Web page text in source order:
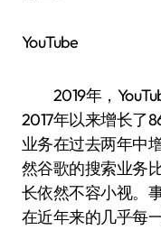
YouTube
2019年，
2017年以来增长了
业务在过去两年中
然谷歌的搜索业务
长依然不容小视。
在近年来的几乎每